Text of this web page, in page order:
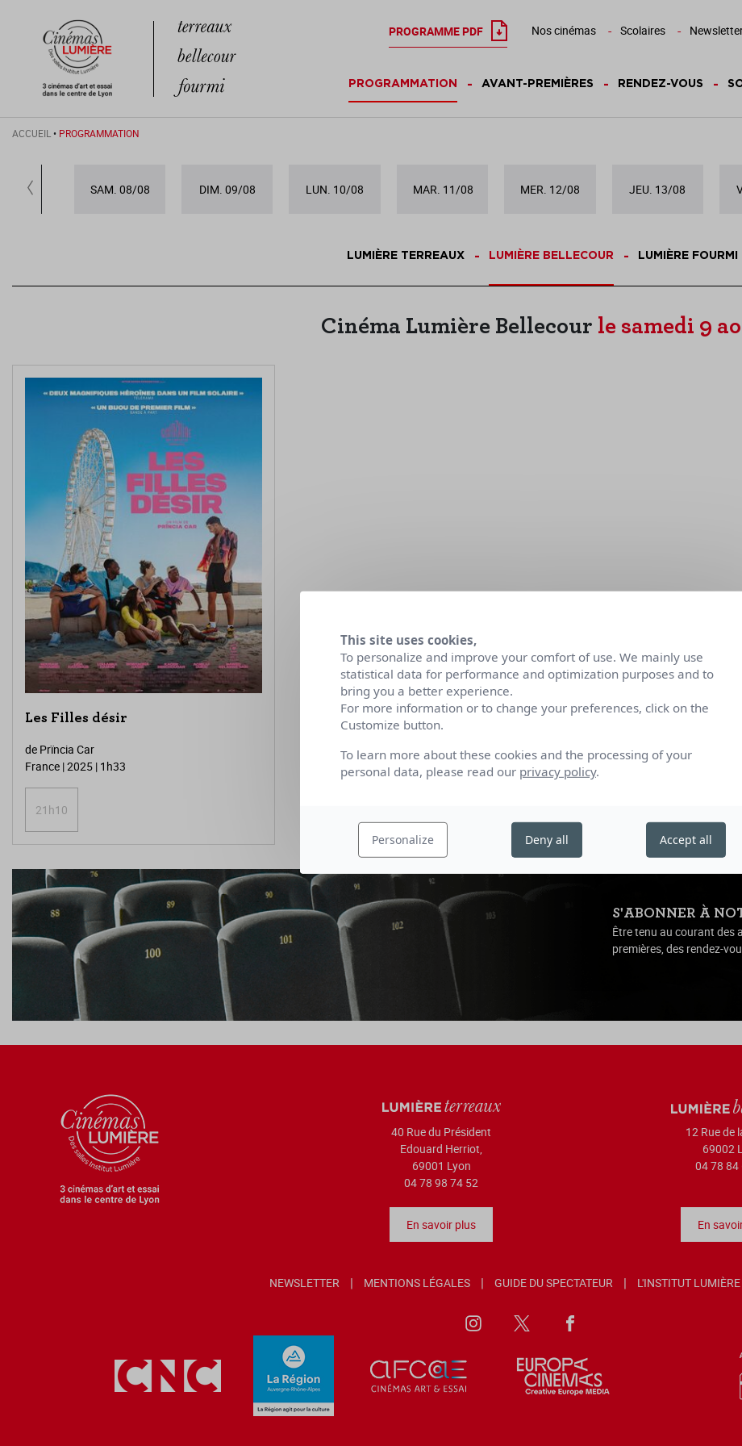
PROGRAMME PDF Nos cinémas Scolaires
PROGRAMMATION AVANT-PREMIÈRES RENDEZ-VOUS
ACCUEIL • PROGRAMMATION
SAM. 08/08 DIM. 09/08 LUN. 10/08 MAR. 11/08 MER. 12/08 JEU. 13/08
LUMIÈRE TERREAUX LUMIÈRE BELLECOUR LUMIÈRE FOURMI
Cinéma Lumière Bellecour le samedi 9
Les Filles désir
de Prïncia Car
France | 2025 | 1h33
21h10
S'ABONNER À
Être tenu au courant des
premières, des rendez-
40 Rue du Président
Edouard Herriot,
69001 Lyon
04 78 98 74 52
En savoir plus
12 Rue de
69002
04 78 84
En
NEWSLETTER MENTIONS LÉGALES GUIDE DU SPECTATEUR L'INSTITUT LUMIÈRE
This site uses cookies,
To personalize and improve your comfort of use. We mainly use
statistical data for performance and optimization purposes and to
bring you a better experience.
For more information or to change your preferences, click on the
Customize button.
To learn more about these cookies and the processing of your
personal data, please read our privacy policy.
Personalize Deny all Accept all